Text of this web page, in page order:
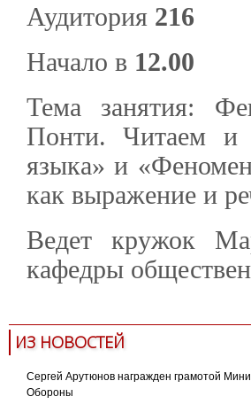
Аудитория 216
Начало в 12.00
Тема занятия:
Понти. Читаем и
языка» и
как выражение и
Ведет кружок
кафедры
ИЗ НОВОСТЕЙ
Сергей Арутюнов награжден грамотой
Обороны